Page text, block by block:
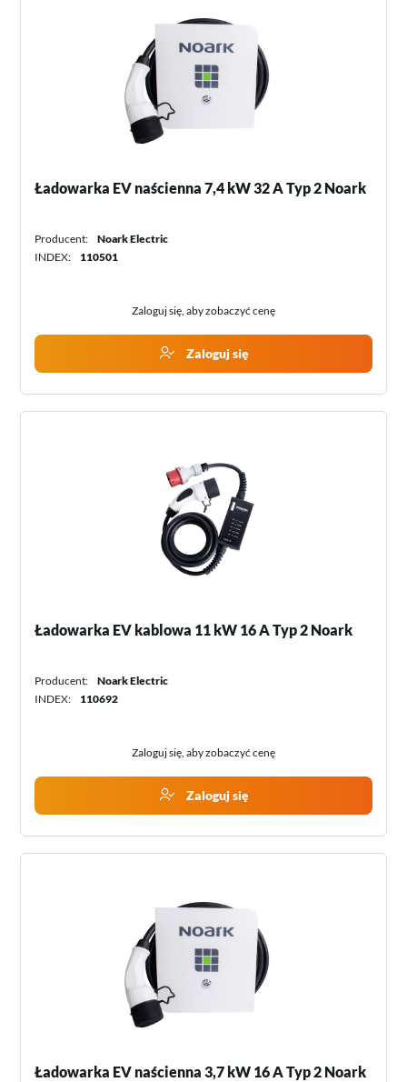
Ładowarka EV naścienna 7,4 kW 32 A Typ 2 Noark
Producent:
Noark Electric
INDEX:
110501
Zaloguj się, aby zobaczyć cenę
Zaloguj się
Ładowarka EV kablowa 11 kW 16 A Typ 2 Noark
Producent:
Noark Electric
INDEX:
110692
Zaloguj się, aby zobaczyć cenę
Zaloguj się
Ładowarka EV naścienna 3,7 kW 16 A Typ 2 Noark